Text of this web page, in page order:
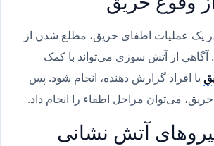
یک عملیات اطفای حریق، مطلع شدن از
از آتش سوزی می‌تواند با کمک
یا افراد گزارش دهنده، انجام شود. پس
می‌توان مراحل اطفاء را انجام داد.